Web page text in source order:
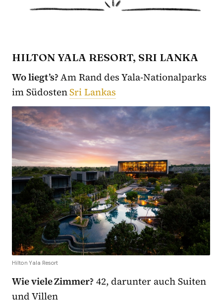
HILTON YALA RESORT, SRI LANKA
Wo liegt’s?Am Rand des Yala-Nationalparks
im SüdostenSri Lankas
Hilton Yala Resort
Wie viele Zimmer? 42, darunter auch Suiten
und Villen